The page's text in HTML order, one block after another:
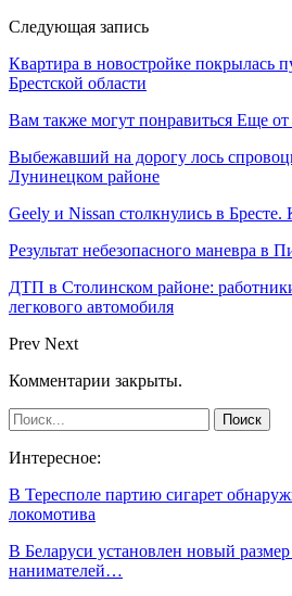
Следующая запись
Квартира в новостройке покрылась
Брестской области
Вам также могут понравиться Еще от
Выбежавший на дорогу лось
Лунинецком районе
Geely и Nissan столкнулись в Бресте.
Результат небезопасного маневра в
ДТП в Столинском районе:
легкового автомобиля
Prev Next
Комментарии закрыты.
Интересное:
В Тересполе партию сигарет
локомотива
В Беларуси установлен новый
нанимателей…